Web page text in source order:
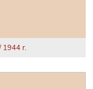
1944 r.